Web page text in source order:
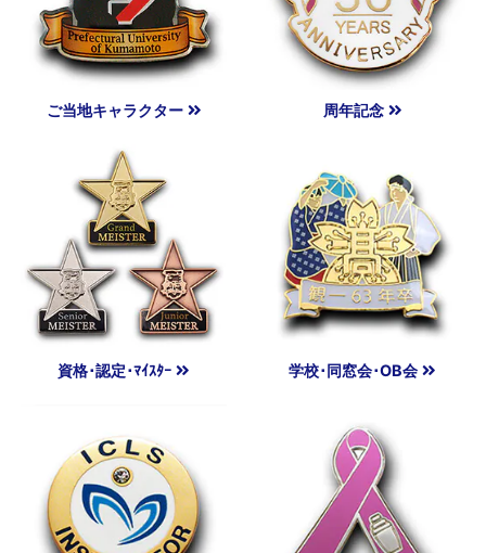
ご当地キャラクター 周年記念
資格･認定･ﾏｲｽﾀｰ 学校･同窓会･OB会